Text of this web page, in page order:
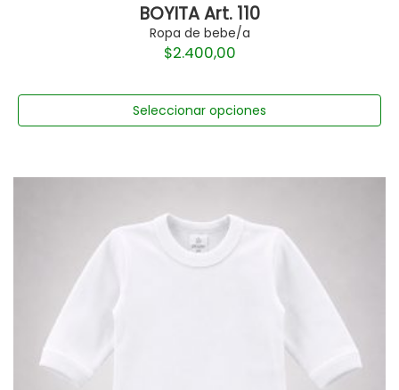
BOYITA Art. 110
Ropa de bebe/a
$2.400,00
Seleccionar opciones